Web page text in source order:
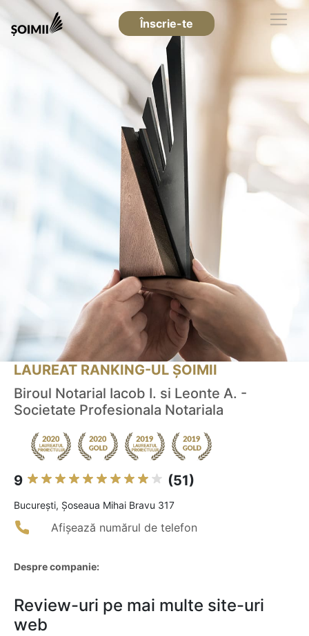
Înscrie-te
LAUREAT RANKING-UL ȘOIMII
Biroul Notarial Iacob I. si Leonte A. -
Societate Profesionala Notariala
9 (51)
Bucureşti, Șoseaua Mihai Bravu 317
Afișează numărul de telefon
Despre companie:
Review-uri pe mai multe site-uri
web